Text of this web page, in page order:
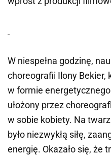
W niespełna godzinę,
choreografii Ilony Bekier,
w formie
ułożony przez
w sobie kobiety. Na
było niezwykłą siłę,
energię. Okazało się, że